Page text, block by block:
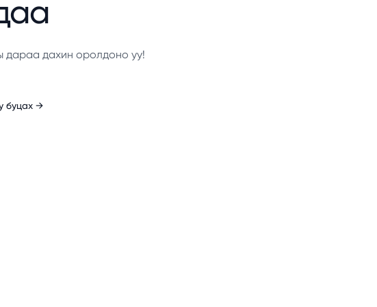
дараа дахин оролдоно уу!
буцах →